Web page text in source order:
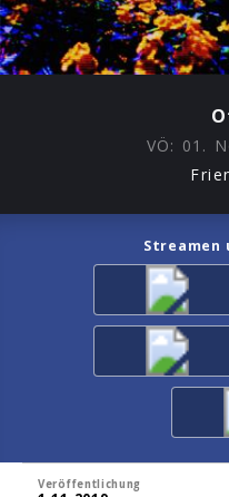
VÖ: 01.
Streamen
Veröffentlichung